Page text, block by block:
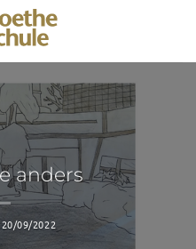
anders
20/09/2022